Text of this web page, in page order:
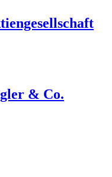
& Co.